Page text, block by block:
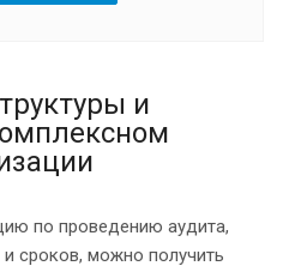
и
по проведению аудита,
и сроков, можно получить